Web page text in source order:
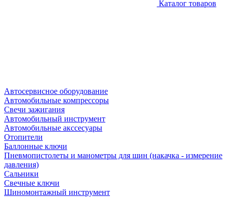
Каталог товаров
Автосервисное оборудование
Автомобильные компрессоры
Свечи зажигания
Автомобильный инструмент
Автомобильные акссесуары
Отопители
Баллонные ключи
Пневмопистолеты и манометры для шин (накачка - измерение
давления)
Сальники
Свечные ключи
Шиномонтажный инструмент